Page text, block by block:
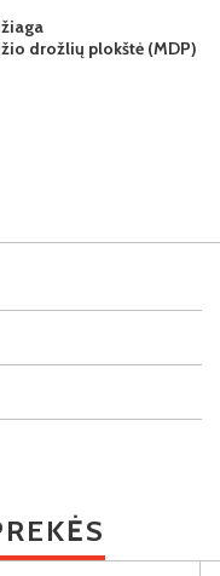
drožlių plokštė (MDP)